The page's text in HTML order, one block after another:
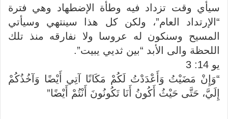
سيأي وقت تزداد فيه وطأة الإضطهاد وهي فترة
“الإرتداد العام”، ولكن كل هذا سينتهي وسيأتي
المسيح وسنكون له عروسا ولا نفارقه منذ تلك
اللحظة والى الأبد “بين ثديي يبيت”.
يو 14: 3
“وَإِنْ مَضَيْتُ وَأَعْدَدْتُ لَكُمْ مَكَانًا آتِي أَيْضًا وَآخُذُكُمْ
إِلَيَّ، حَتَّى حَيْثُ أَكُونُ أَنَا تَكُونُونَ أَنْتُمْ أَيْضًا”